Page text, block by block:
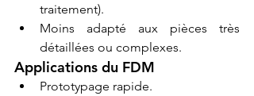
traitement).
Moins adapté aux pièces très
détaillées ou complexes.
Applications du FDM
Prototypage rapide.